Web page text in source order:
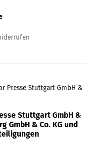
Presse Stuttgart GmbH &
Stuttgart GmbH &
GmbH & Co. KG und